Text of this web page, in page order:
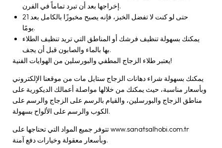
إخراجها بعد أن تبرد تماماً في الفرن.
حتى لو كنت لا تفضل الخبز، فإنه يصبح مخبوزًا بالكامل بعد 21
يومًا.
يمكنك بسهولة تنظيف فرشك أو المناطق التي تريد تنظيف الطلاء
بها بالماء والصابون قبل أن يجف.
يعتبر طلاء الزجاج المطفي والبورسلين من الهوايات الفنية!
يمكنك بسهولة شراء دهانات الزجاج ستايل مات من موقعنا الإلكتروني
وبأسعار مناسبة، حيث يمكنك من خلالها مواصلة أعمالك الديكورية على
مناطق الزجاج والبورسلين، والقيام بالرسم على الزجاج والرسم على
الكوب والرسم على الألواح بسهولة.
www.sanatsalhobi.com.tr
وبأسعار معقولة وخيارات دفع آمنة.